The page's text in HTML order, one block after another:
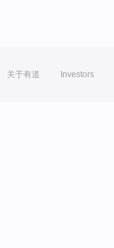
关于有道 Investors